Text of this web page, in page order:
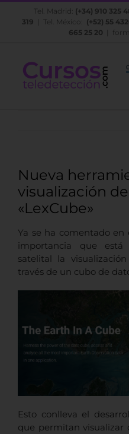
Saltar
Tel. Madrid: (+34) 910 325
319 | Tel. México: (+52) 55
665 25 20
Nueva
visualización
«LexCube»
Ya se ha comentado en
importancia que
satelital la
través de un cubo de
Esto conlleva el
que permitan visualizar